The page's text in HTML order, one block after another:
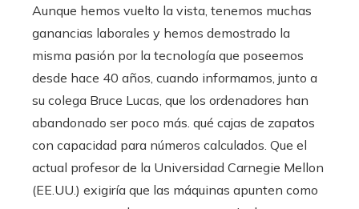
Aunque hemos vuelto la vista, tenemos muchas
ganancias laborales y hemos demostrado la
misma pasión por la tecnología que poseemos
desde hace 40 años, cuando informamos, junto a
su colega Bruce Lucas, que los ordenadores han
abandonado ser poco más. qué cajas de zapatos
con capacidad para números calculados. Que el
actual profesor de la Universidad Carnegie Mellon
(EE.UU.) exigiría que las máquinas apunten como